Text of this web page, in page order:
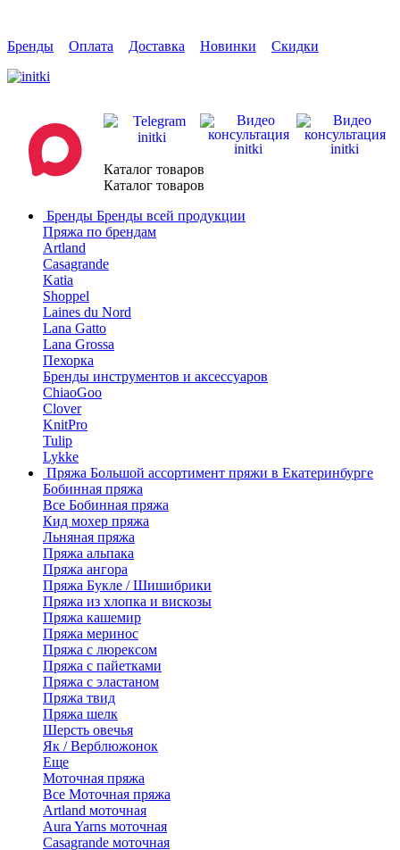
Бренды Оплата Доставка Новинки Скидки
Каталог товаров
Каталог товаров
Бренды Бренды всей продукции
Пряжа по брендам
Artland
Casagrande
Katia
Shoppel
Laines du Nord
Lana Gatto
Lana Grossa
Пехорка
Бренды инструментов и аксессуаров
ChiaoGoo
Clover
KnitPro
Tulip
Lykke
Пряжа Большой ассортимент пряжи в Екатеринбурге
Бобинная пряжа
Все Бобинная пряжа
Кид мохер пряжа
Льняная пряжа
Пряжа альпака
Пряжа ангора
Пряжа Букле / Шишибрики
Пряжа из хлопка и вискозы
Пряжа кашемир
Пряжа меринос
Пряжа с люрексом
Пряжа с пайетками
Пряжа с эластаном
Пряжа твид
Пряжа шелк
Шерсть овечья
Як / Верблюжонок
Еще
Моточная пряжа
Все Моточная пряжа
Artland моточная
Aura Yarns моточная
Casagrande моточная